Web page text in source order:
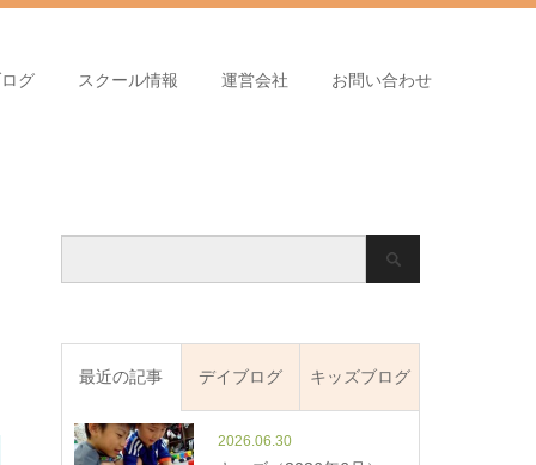
グ スクール情報 運営会社 お問い合わせ
最近の記事 デイブログ キッズブログ
2026.06.30